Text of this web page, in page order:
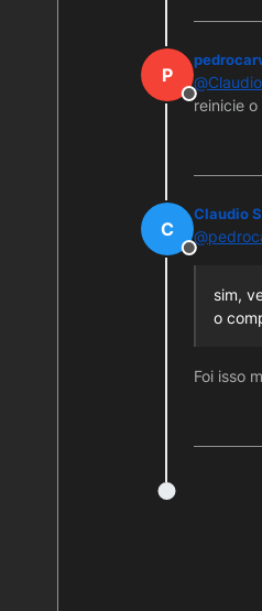
P
Offline
@
reinicie
C
Offline
Claudio
@
sim,
o
Foi isso